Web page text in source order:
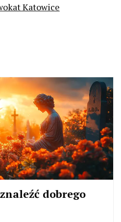
Katowice
dobrego